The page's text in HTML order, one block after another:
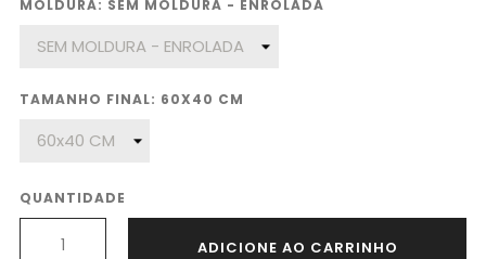
MOLDURA: SEM MOLDURA - ENROLADA
TAMANHO FINAL: 60X40 CM
QUANTIDADE
ADICIONE AO CARRINHO